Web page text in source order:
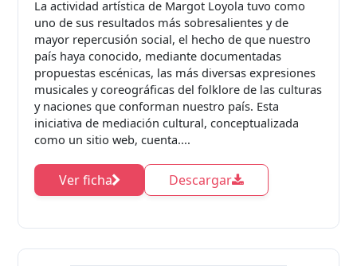
La actividad artística de Margot Loyola tuvo como
uno de sus resultados más sobresalientes y de
mayor repercusión social, el hecho de que nuestro
país haya conocido, mediante documentadas
propuestas escénicas, las más diversas expresiones
musicales y coreográficas del folklore de las culturas
y naciones que conforman nuestro país. Esta
iniciativa de mediación cultural, conceptualizada
como un sitio web, cuenta....
Ver ficha Descargar